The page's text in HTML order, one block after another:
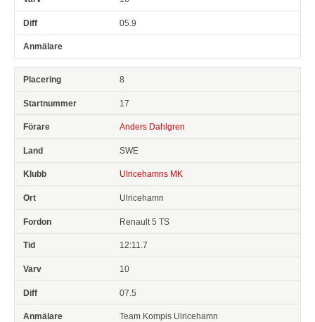
05.9
8
17
Anders Dahlgren
SWE
Ulricehamns MK
Ulricehamn
Renault 5 TS
12:11.7
10
07.5
Team Kompis Ulricehamn